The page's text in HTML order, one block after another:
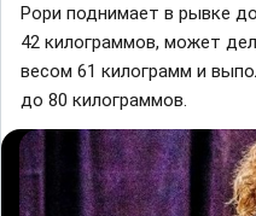
Рори поднимает в рывке
42 килограммов, может
весом 61 килограмм и
до 80 килограммов.